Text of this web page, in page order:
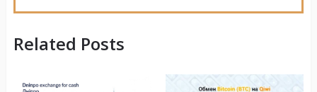
Related Posts